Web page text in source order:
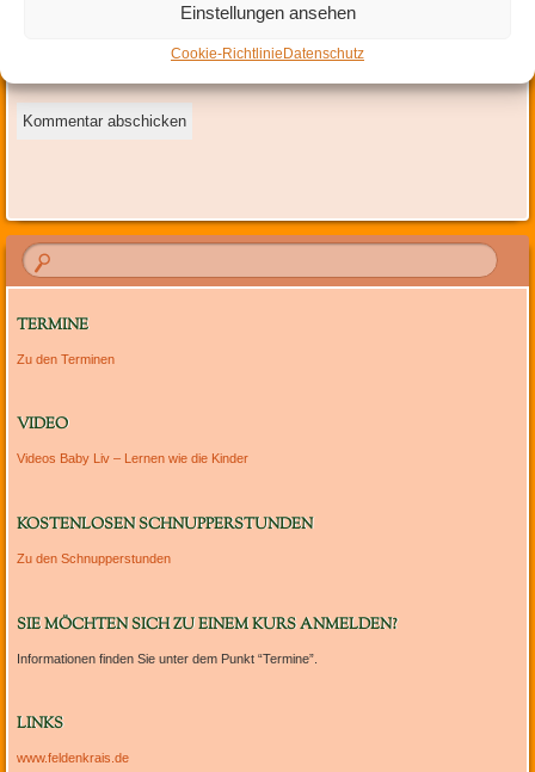
Einstellungen ansehen
Cookie-Richtlinie Datenschutz
Mit der Nutzung dieses Formulars erklärst du dich mit der
Speicherung und Verarbeitung deiner Daten durch diese Website
TERMINE
Zu den Terminen
VIDEO
Videos Baby Liv – Lernen wie die Kinder
KOSTENLOSEN SCHNUPPERSTUNDEN
Zu den Schnupperstunden
SIE MÖCHTEN SICH ZU EINEM KURS ANMELDEN?
Informationen finden Sie unter dem Punkt “Termine”.
LINKS
www.feldenkrais.de